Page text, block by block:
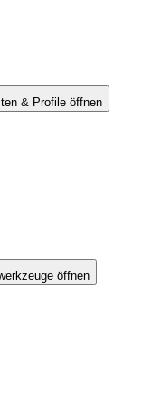
& Profile öffnen
öffnen